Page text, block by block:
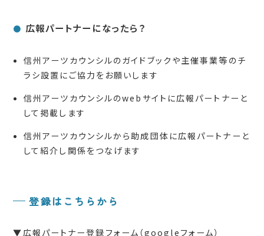
● 広報パートナーになったら？
信州アーツカウンシルのガイドブックや主催事業等のチ
ラシ設置にご協力をお願いします
信州アーツカウンシルのwebサイトに広報パートナーと
して掲載します
信州アーツカウンシルから助成団体に広報パートナーと
して紹介し関係をつなげます
登録はこちらから
▼広報パートナー登録フォーム（googleフォーム）